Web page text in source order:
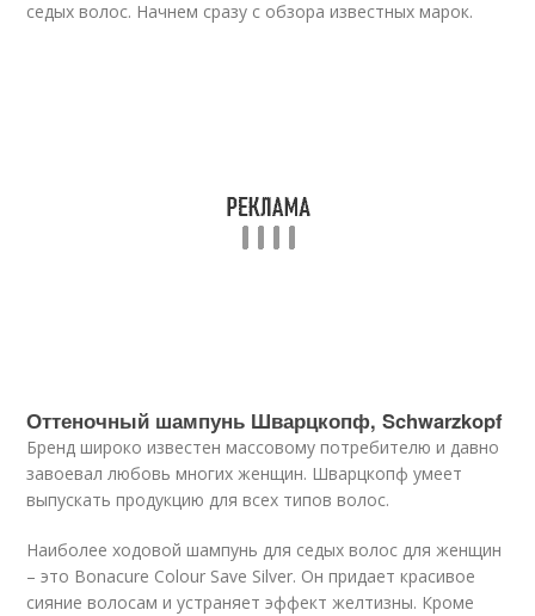
седых волос. Начнем сразу с обзора известных марок.
Оттеночный шампунь Шварцкопф, Schwarzkopf
Бренд широко известен массовому потребителю и давно
завоевал любовь многих женщин. Шварцкопф умеет
выпускать продукцию для всех типов волос.
Наиболее ходовой шампунь для седых волос для женщин
– это Bonacure Colour Save Silver. Он придает красивое
сияние волосам и устраняет эффект желтизны. Кроме